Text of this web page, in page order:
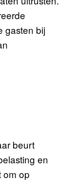
gasten bij
beurt
en
om op